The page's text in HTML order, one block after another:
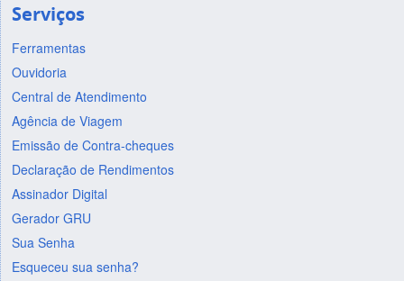
Serviços
Ferramentas
Ouvidoria
Central de Atendimento
Agência de Viagem
Emissão de Contra-cheques
Declaração de Rendimentos
Assinador Digital
Gerador GRU
Sua Senha
Esqueceu sua senha?